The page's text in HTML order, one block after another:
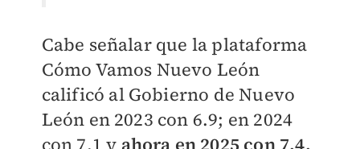
Cabe señalar que la plataforma
Cómo Vamos Nuevo León
calificó al Gobierno de Nuevo
León en 2023 con 6.9; en 2024